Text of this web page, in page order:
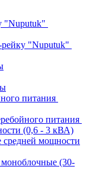
"Nuputuk"
"Nuputuk"
питания
питания
(0,6 - 3 кВА)
мощности
(30-